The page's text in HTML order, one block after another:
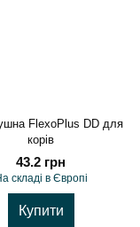
FlexoPlus DD для
корів
43.2 грн
складі в Європі
Купити